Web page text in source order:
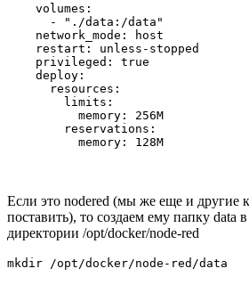
    volumes:
      - "./data:/data"
    network_mode: host
    restart: unless-stopped
    privileged: true
    deploy:
      resources:
        limits:
          memory: 256M
        reservations:
          memory: 128M
Если это nodered (мы же еще и другие
поставить), то создаем ему папку data в
директории /opt/docker/node-red
mkdir /opt/docker/node-red/data